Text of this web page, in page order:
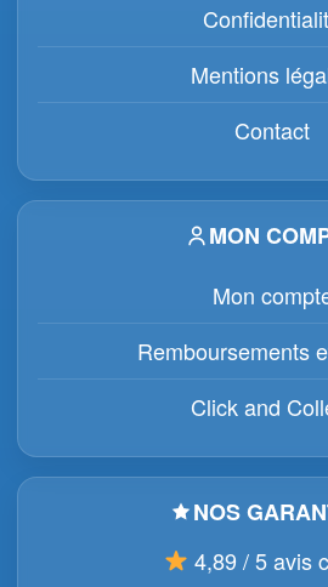
Mentions
Contact
MON
Mon
Remboursements
Click and
NOS
4,89 / 5 avis